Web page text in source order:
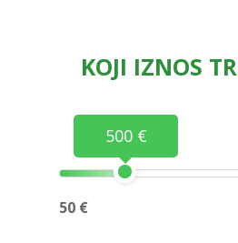
KOJI IZNOS
500 €
50 €